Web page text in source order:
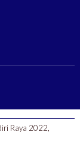
Raya 2022,